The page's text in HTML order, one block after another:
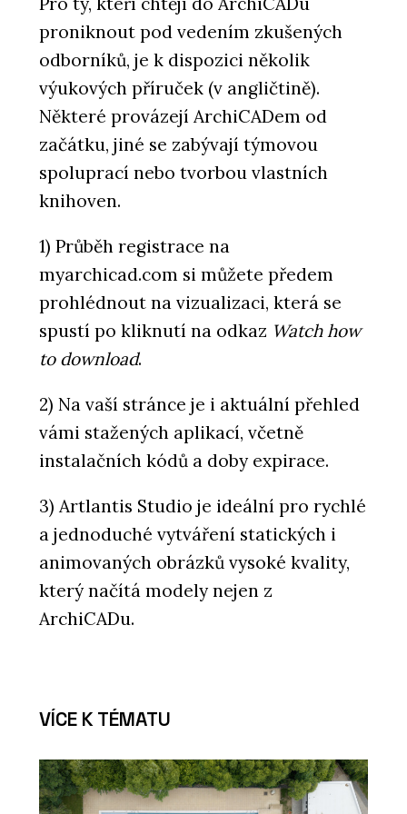
proniknout pod vedením zkušených
odborníků, je k dispozici několik
výukových příruček (v angličtině).
Některé provázejí ArchiCADem od
začátku, jiné se zabývají týmovou
spoluprací nebo tvorbou vlastních
knihoven.
1) Průběh registrace na
myarchicad.com si můžete předem
prohlédnout na vizualizaci, která se
spustí po kliknutí na odkaz Watch how
to download.
2) Na vaší stránce je i aktuální přehled
vámi stažených aplikací, včetně
instalačních kódů a doby expirace.
3) Artlantis Studio je ideální pro rychlé
a jednoduché vytváření statických i
animovaných obrázků vysoké kvality,
který načítá modely nejen z
ArchiCADu.
VÍCE K TÉMATU